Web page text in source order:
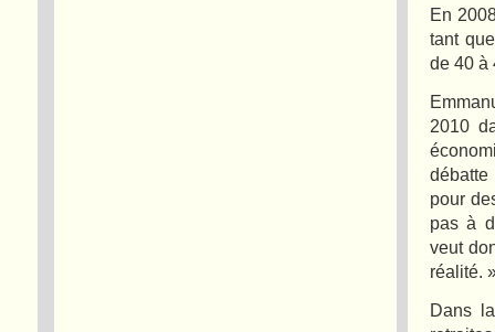
En
tant
de 40 à
2010
pour
pas à
veut
réalité.
Dans